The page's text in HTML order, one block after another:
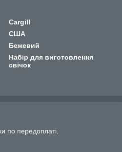
Cargill
США
Бежевий
Набір для виготовлення
свічок
по передоплаті.